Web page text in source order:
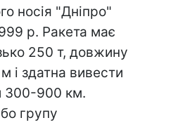
носія "Дніпро"
р. Ракета має
250 т, довжину
і здатна вивести
300-900 км.
групу